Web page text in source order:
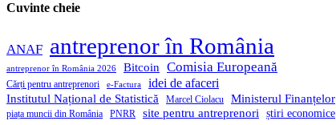
Cuvinte cheie
ANAF antreprenor în România
antreprenor în România 2026 Bitcoin Comisia Europeană
Cărți pentru antreprenori e-Factura idei de afaceri
Institutul Național de Statistică Marcel Ciolacu Ministerul Finanțelor
piața muncii din România PNRR site pentru antreprenori știri economice